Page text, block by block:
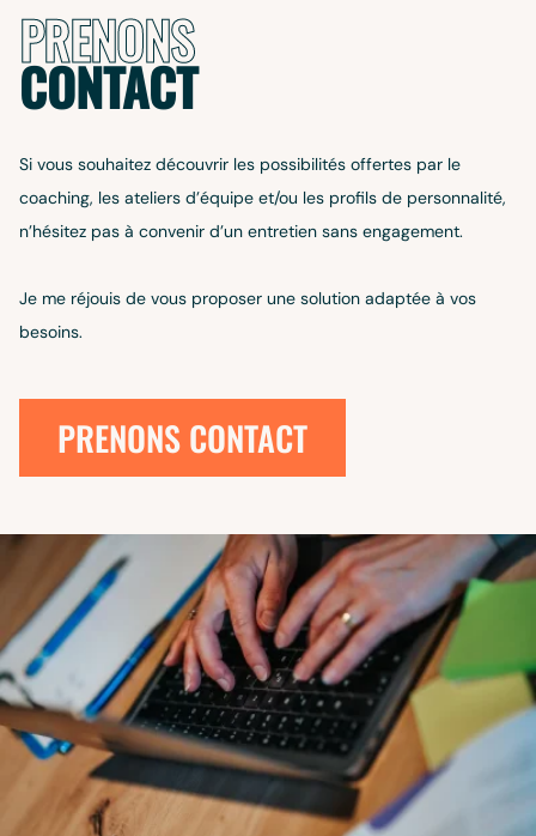
PRENONS
CONTACT
Si vous souhaitez découvrir les possibilités offertes par le
coaching, les ateliers d’équipe et/ou les profils de personnalité,
n’hésitez pas à convenir d’un entretien sans engagement.
Je me réjouis de vous proposer une solution adaptée à vos
besoins.
PRENONS CONTACT